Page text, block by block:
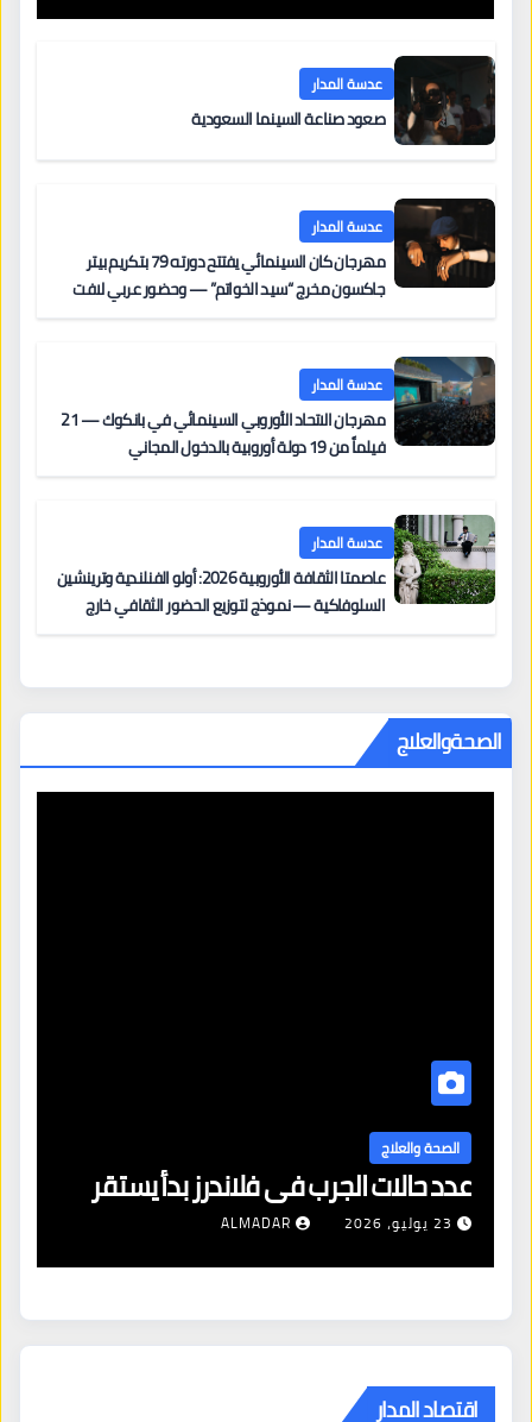
عدسة المدار
صعود صناعة السينما السعودية
عدسة المدار
مهرجان كان السينمائي يفتتح دورته 79 بتكريم بيتر
جاكسون مخرج “سيد الخواتم” — وحضور عربي لافت
عدسة المدار
مهرجان الاتحاد الأوروبي السينمائي في بانكوك — 21
فيلماً من 19 دولة أوروبية بالدخول المجاني
عدسة المدار
عاصمتا الثقافة الأوروبية 2026: أولو الفنلندية وترينشين
السلوفاكية — نموذج لتوزيع الحضور الثقافي خارج
الصحةوالعلاج
الصحة والعلاج
عدد حالات الجرب في فلاندرز بدأ يستقر
23 يوليو، 2026 ALMADAR
اقتصاد المدار